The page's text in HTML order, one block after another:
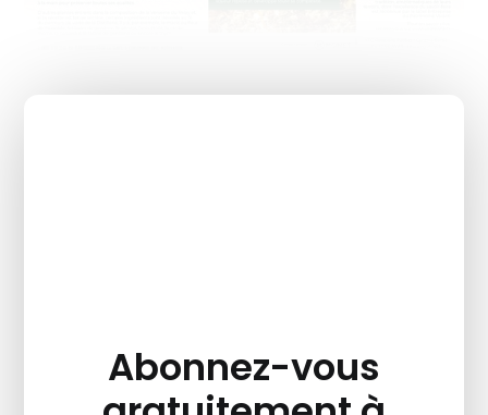
Abonnez-vous